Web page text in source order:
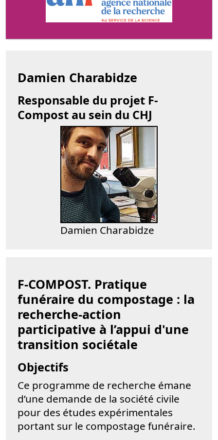
Damien Charabidze
Responsable du projet F-
Compost au sein du CHJ
Damien Charabidze
F-COMPOST. Pratique
funéraire du compostage : la
recherche-action
participative à l’appui d'une
transition sociétale
Objectifs
Ce programme de recherche émane
d’une demande de la société civile
pour des études expérimentales
portant sur le compostage funéraire.